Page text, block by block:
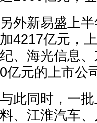
另外新易盛上
加4217亿元，
纪、海光信息
0亿元的上市公
与此同时，一
料、江淮汽车